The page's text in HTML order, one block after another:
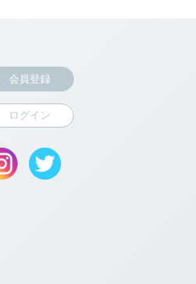
会員登録
ログイン